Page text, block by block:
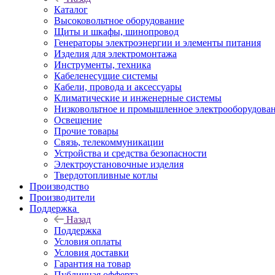
Каталог
Высоковольтное оборудование
Щиты и шкафы, шинопровод
Генераторы электроэнергии и элементы питания
Изделия для электромонтажа
Инструменты, техника
Кабеленесущие системы
Кабели, провода и аксессуары
Климатические и инженерные системы
Низковольтное и промышленное
Освещение
Прочие товары
Связь, телекоммуникации
Устройства и средства безопасности
Электроустановочные изделия
Твердотопливные котлы
Производство
Производители
Поддержка
Назад
Поддержка
Условия оплаты
Условия доставки
Гарантия на товар